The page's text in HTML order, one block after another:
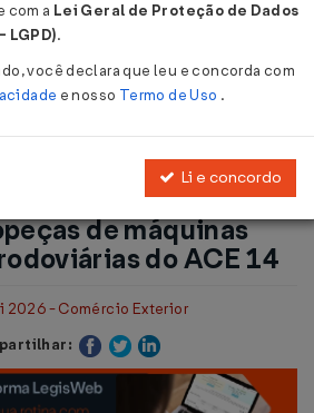
do ACE 14...
Voltar
do Fundamento Legal
de máquinas
do ACE 14
2026 - Comércio Exterior
com a Lei Geral de Proteção de Dados
LGPD).
você declara que leu e concorda com
e nosso Termo de Uso .
Li e concordo